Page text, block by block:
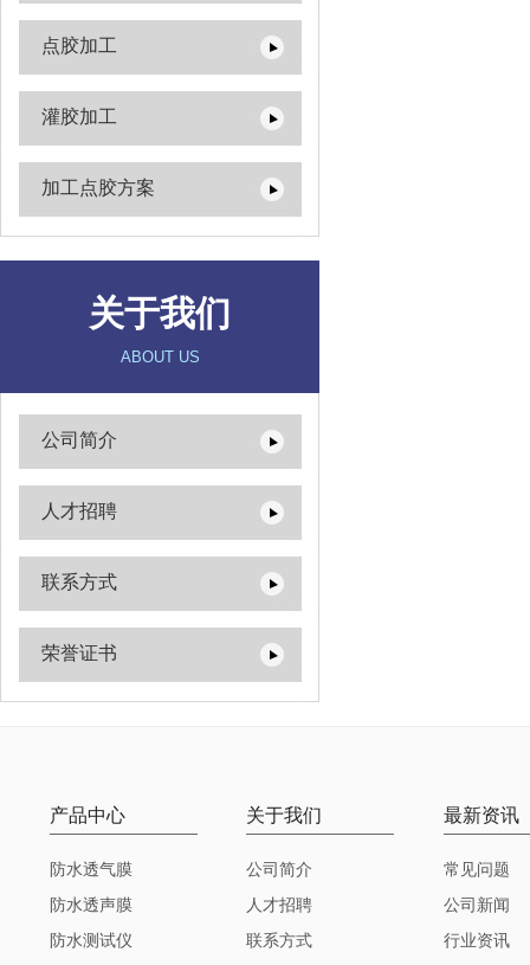
点胶加工
灌胶加工
加工点胶方案
关于我们
ABOUT US
公司简介
人才招聘
联系方式
荣誉证书
产品中心
防水透气膜
防水透声膜
防水测试仪
关于我们
公司简介
人才招聘
联系方式
最新资讯
常见问题
公司新闻
行业资讯